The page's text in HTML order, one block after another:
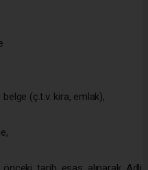
(ç.t.v. kira, emlak),